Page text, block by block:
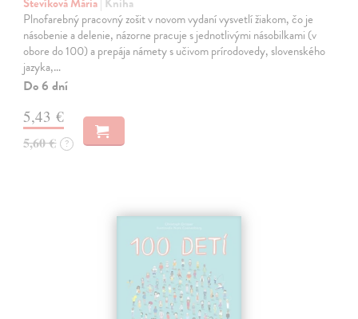
Števíková Mária| Kniha
Plnofarebný pracovný zošit v novom vydaní vysvetlí žiakom, čo je
násobenie a delenie, názorne pracuje s jednotlivými násobilkami (v
obore do 100) a prepája námety s učivom prírodovedy, slovenského
jazyka,…
Do 6 dní
5,43 €
5,60 € ?